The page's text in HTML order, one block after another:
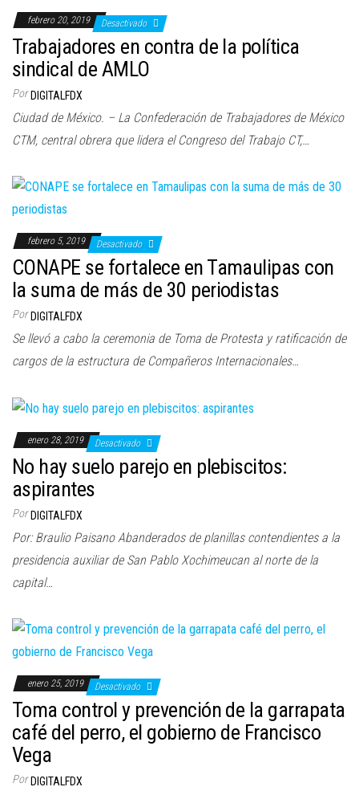
febrero 20, 2019 Desactivado
Trabajadores en contra de la política
sindical de AMLO
Por DIGITALFDX
Ciudad de México. – La Confederación de Trabajadores de México
CTM, central obrera que lidera el Congreso del Trabajo CT,…
febrero 5, 2019 Desactivado
CONAPE se fortalece en Tamaulipas con
la suma de más de 30 periodistas
Por DIGITALFDX
Se llevó a cabo la ceremonia de Toma de Protesta y ratificación de
cargos de la estructura de Compañeros Internacionales…
enero 28, 2019 Desactivado
No hay suelo parejo en plebiscitos:
aspirantes
Por DIGITALFDX
Por: Braulio Paisano Abanderados de planillas contendientes a la
presidencia auxiliar de San Pablo Xochimeucan al norte de la
capital…
enero 25, 2019 Desactivado
Toma control y prevención de la garrapata
café del perro, el gobierno de Francisco
Vega
Por DIGITALFDX